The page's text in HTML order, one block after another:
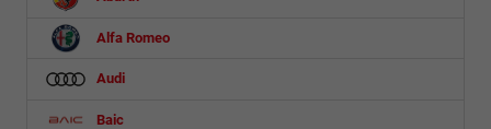
Alfa Romeo
Audi
Baic